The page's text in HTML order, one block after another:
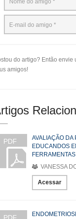
do artigo? Então envie
amigos!
PDF
AVALIAÇÃO DA
EDUCANDOS
VANESSA
Acessar